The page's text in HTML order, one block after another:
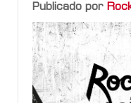
Publicado por